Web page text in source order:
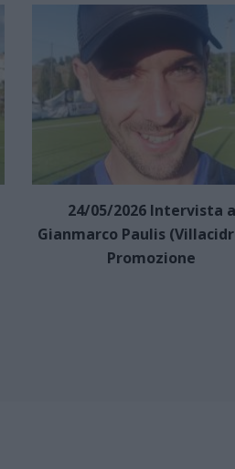
24/05/2026 Intervista a
Gianmarco Paulis
Promozione